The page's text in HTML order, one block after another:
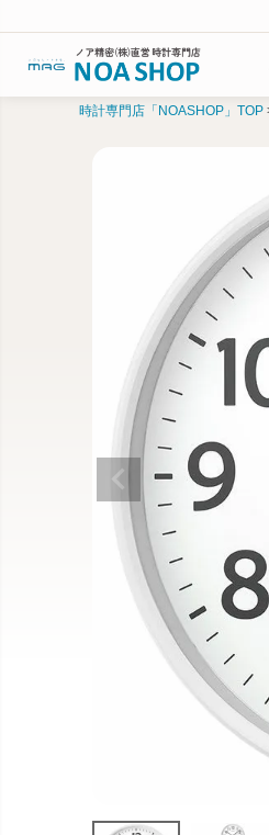
時計専門店「NOASHOP」TOP